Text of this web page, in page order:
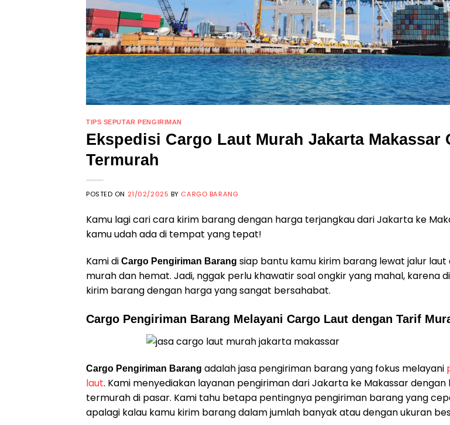
TIPS SEPUTAR PENGIRIMAN
Ekspedisi Cargo Laut Murah Jakarta Makassar
Termurah
POSTED ON 21/02/2025 BY CARGO BARANG
Kamu lagi cari cara kirim barang dengan harga terjangkau dari Jakarta ke
kamu udah ada di tempat yang tepat!
Kami di Cargo Pengiriman Barang siap bantu kamu kirim barang lewat jalur
murah dan hemat. Jadi, nggak perlu khawatir soal ongkir yang mahal, karena
kirim barang dengan harga yang sangat bersahabat.
Cargo Pengiriman Barang Melayani Cargo Laut dengan Tarif
Cargo Pengiriman Barang adalah jasa pengiriman barang yang fokus melayani
laut. Kami menyediakan layanan pengiriman dari Jakarta ke Makassar dengan
termurah di pasar. Kami tahu betapa pentingnya pengiriman barang yang
apalagi kalau kamu kirim barang dalam jumlah banyak atau dengan ukuran